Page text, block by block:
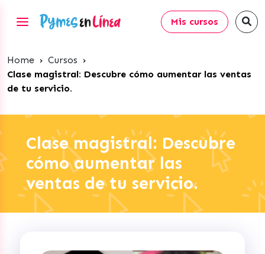
Mis cursos
Home › Cursos ›
Clase magistral: Descubre cómo aumentar las ventas
de tu servicio.
Clase magistral: Descubre
cómo aumentar las
ventas de tu servicio.